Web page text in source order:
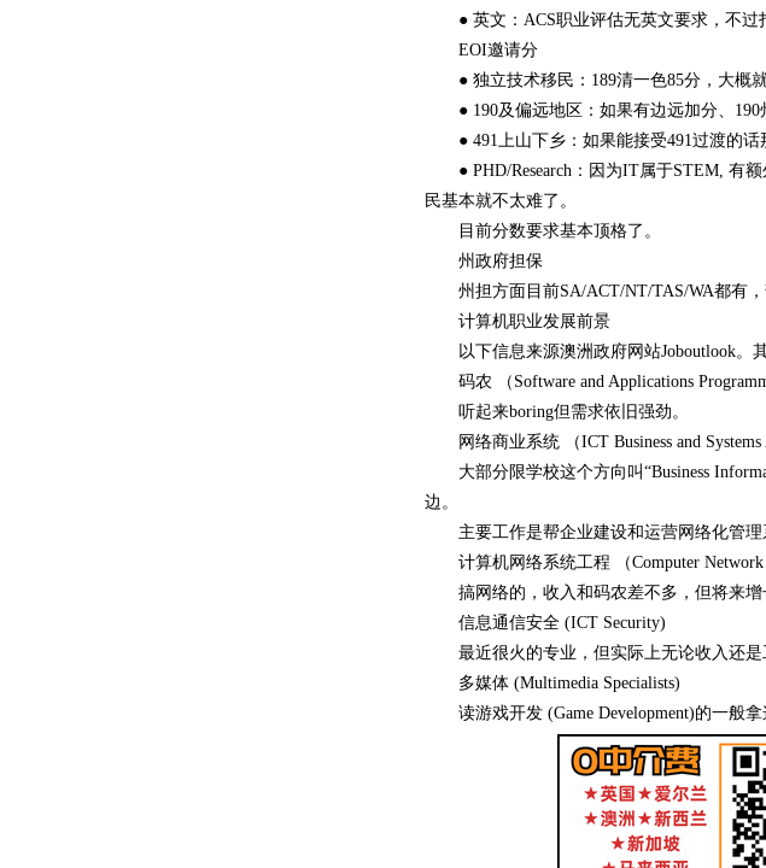
● 英文：ACS职业评估无英文要求，不过
EOI邀请分
● 独立技术移民：189清一色85分，大概
● 190及偏远地区：如果有边远加分、
● 491上山下乡：如果能接受491过渡的
● PHD/Research：因为IT属于STEM, 有
民基本就不太难了。
目前分数要求基本顶格了。
州政府担保
州担方面目前SA/ACT/NT/TAS/WA都有
计算机职业发展前景
以下信息来源澳洲政府网站Joboutlook。
码农 （Software and Applications
听起来boring但需求依旧强劲。
网络商业系统 （ICT Business and Systems
大部分限学校这个方向叫“Business
边。
主要工作是帮企业建设和运营网络化管
计算机网络系统工程 （Computer Network
搞网络的，收入和码农差不多，但将来增
信息通信安全 (ICT Security)
最近很火的专业，但实际上无论收入还是
多媒体 (Multimedia Specialists)
读游戏开发 (Game Development)的一般